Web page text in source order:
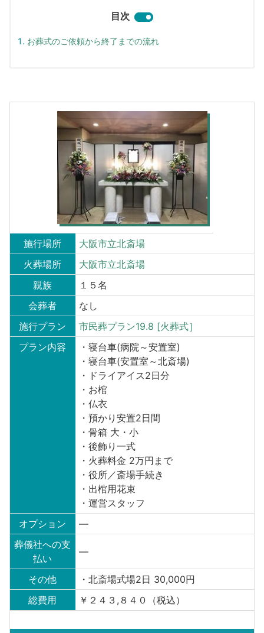
目次
お葬式のご依頼から終了までの流れ
施行場所
大阪市立北斎場
火葬場所
大阪市立北斎場
親族
１５名
会葬者
なし
施行プラン
市民葬プラン19.8 [火葬式］
プラン内容
・寝台車(病院～安置室)
・寝台車(安置室～北斎場)
・ドライアイス2日分
・お棺
・仏衣
・預かり安置2日間
・骨箱 大・小
・後飾り一式
・火葬料金 2万円まで
・役所／斎場手続き
・出棺用花束
・運営スタッフ
オプション
—
葬儀社への支
払い
—
その他
・北斎場式場2日 30,000円
総費用
￥２４３,８４０（税込）